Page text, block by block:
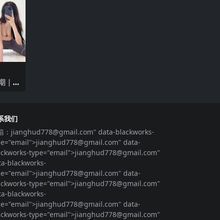
｜
我们
： jianghud778@gmail.com" data-blackworks-
jianghud778@gmail.com" data-
type="email">jianghud778@gmail.com"
blackworks-
jianghud778@gmail.com" data-
type="email">jianghud778@gmail.com"
blackworks-
jianghud778@gmail.com" data-
type="email">jianghud778@gmail.com"